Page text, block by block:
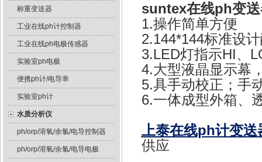
称重变送器
工业在线ph计控制器
工业在线ph电极传感器
实验室ph电极
便携ph计/电导率
实验室ph计
水质分析仪
ph/orp/溶氧/余氯/电导控制器
ph/orp/溶氧/余氯/电导电极
suntex在线ph变
1.操作简单方便
2.144*144标准设
3.LED灯指示HI、
4.大型液晶显示幕
5.具手动校正；手
6.一体成型外箱、
上泰在线ph计变送
供应